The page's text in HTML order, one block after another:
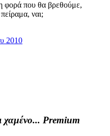
φορά που θα βρεθούμε,
ναι;
2010
χαμένο... Premium